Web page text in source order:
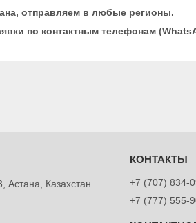
отправляем в любые регионы.
по контактным телефонам
Астана, Казахстан
+7 (707) 834-
+7 (777) 555-